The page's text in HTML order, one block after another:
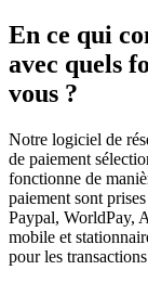
En ce qui
avec quels
vous ?
Notre logiciel de
de paiement
fonctionne de
paiement sont
Paypal, WorldPay,
mobile et
pour les